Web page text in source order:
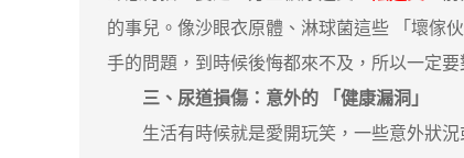
的事兒。像沙眼衣原體、淋球菌這些 「壞傢
手的問題，到時候後悔都來不及，所以一定
三、尿道損傷：意外的 「健康漏洞」
生活有時候就是愛開玩笑，一些意外狀況